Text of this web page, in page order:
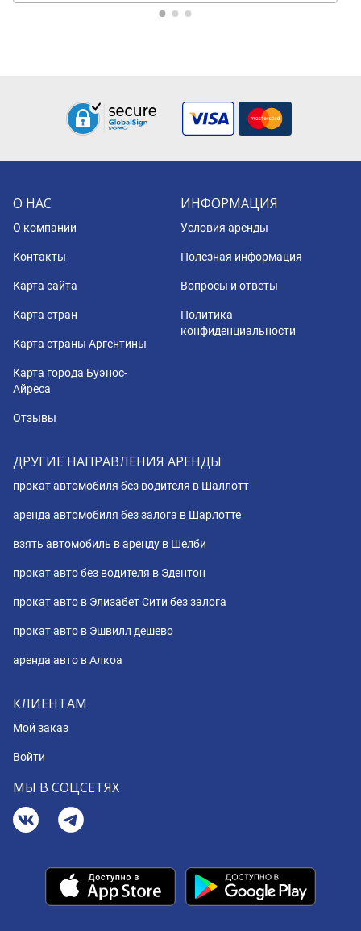
О НАС
О компании
Контакты
Карта сайта
Карта стран
Карта страны Аргентины
Карта города Буэнос-
Айреса
Отзывы
ИНФОРМАЦИЯ
Условия аренды
Полезная информация
Вопросы и ответы
Политика
конфиденциальности
ДРУГИЕ НАПРАВЛЕНИЯ АРЕНДЫ
прокат автомобиля без водителя в Шаллотт
аренда автомобиля без залога в Шарлотте
взять автомобиль в аренду в Шелби
прокат авто без водителя в Эдентон
прокат авто в Элизабет Сити без залога
прокат авто в Эшвилл дешево
аренда авто в Алкоа
КЛИЕНТАМ
Мой заказ
Войти
МЫ В СОЦСЕТЯХ